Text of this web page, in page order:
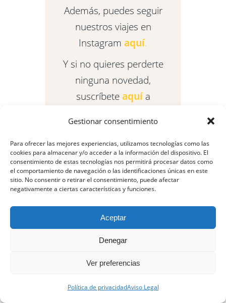
Gestionar consentimiento
Para ofrecer las mejores experiencias, utilizamos tecnologías como las
cookies para almacenar y/o acceder a la información del dispositivo. El
consentimiento de estas tecnologías nos permitirá procesar datos como
el comportamiento de navegación o las identificaciones únicas en este
sitio. No consentir o retirar el consentimiento, puede afectar
negativamente a ciertas características y funciones.
Aceptar
Denegar
Ver preferencias
Política de privacidadAviso Legal
Además, puedes seguir
nuestros viajes en
Instagram aquí.
Y si no quieres perderte
ninguna novedad,
suscríbete aquía